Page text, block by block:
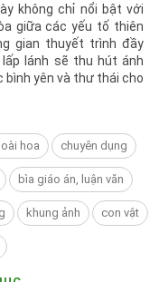
không chỉ nổi bật với
giữa các yếu tố thiên
gian thuyết trình đầy
lánh sẽ thu hút ánh
bình yên và thư thái cho
hoa chuyên dụng
bìa giáo án, luận văn
khung ảnh con vật